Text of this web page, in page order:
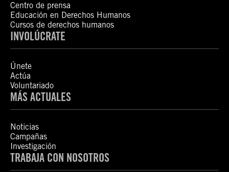
Centro de prensa
Educación en Derechos Humanos
Cursos de derechos humanos
INVOLÚCRATE
Únete
Actúa
Voluntariado
MÁS ACTUALES
Noticias
Campañas
Investigación
TRABAJA CON NOSOTROS